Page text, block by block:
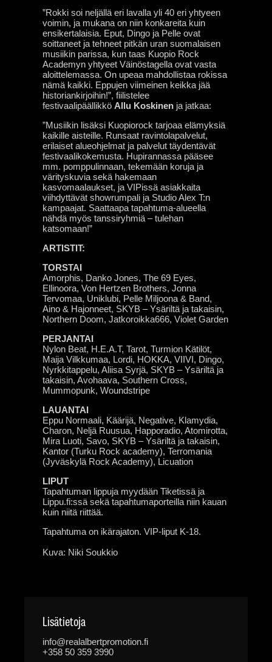
”Rokki soi neljällä eri lavalla yli 40 eri yhtyeen
voimin, ja mukana on niin konkareita kuin
ensikertalaisia. Eput, Dingo ja Pelle ovat
soittaneet ja tehneet pitkän uran suomalaisen
musiikin parissa, kun taas Kuopio Rock
Academyn yhtyeet Väinöstagella ovat vasta
aloittelemassa. On upeaa mahdollistaa rokissa
nämä kaikki. Eppujen viimeinen keikka jää
historiankirjoihin!”, fiilistelee
festivaalipäällikkö Allu Koskinen ja jatkaa:
”Musiikin lisäksi Kuopiorock tarjoaa elämyksiä
kaikille aisteille. Runsaat ravintolapalvelut,
erilaiset alueohjelmat ja palvelut täydentävät
festivaalikokemusta. Hupirannassa pääsee
mm. pomppulinnaan, tekemään koruja ja
värityskuvia sekä hakemaan
kasvomaalaukset, ja VIPissä asiakkaita
viihdyttävät showrumpali ja Studio Alex T:n
kampaajat. Saattaapa tapahtuma-alueella
nähdä myös tanssiryhmiä – tulehan
katsomaan!”
ARTISTIT:
TORSTAI
Amorphis, Danko Jones, The 69 Eyes,
Ellinoora, Von Hertzen Brothers, Jonna
Tervomaa, Uniklubi, Pelle Miljoona & Band,
Aino & Hajonneet, SKYB – Ysäriltä ja takaisin,
Northern Doom, Jatkoroikka666, Violet Garden
PERJANTAI
Nylon Beat, H.E.A.T, Tarot, Turmion Kätilöt,
Maija Vilkkumaa, Lordi, HOKKA, VIIVI, Dingo,
Nyrkkitappelu, Aliisa Syrjä, SKYB – Ysäriltä ja
takaisin, Avohaava, Southern Cross,
Mummopunk, Woundstripe
LAUANTAI
Eppu Normaali, Käärijä, Negative, Klamydia,
Charon, Neljä Ruusua, Happoradio, Atomirotta,
Mira Luoti, Savo, SKYB – Ysäriltä ja takaisin,
Kantor (Turku Rock academy), Terromania
(Jyväskylä Rock Academy), Licuation
LIPUT
Tapahtuman lippuja myydään Tiketissä ja
Lippu.fi:ssä sekä tapahtumaporteilla niin kauan
kuin niitä riittää.
Tapahtuma on ikärajaton. VIP-liput K-18.
Kuva: Niki Soukkio
Lisätietoja
info@realalbertpromotion.fi
+358 50 359 3990